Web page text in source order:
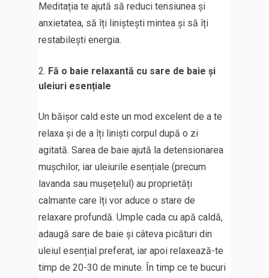
Meditația te ajută să reduci tensiunea și
anxietatea, să îți liniștești mintea și să îți
restabilești energia.
Fă o baie relaxantă cu sare de baie și
uleiuri esențiale
Un băișor cald este un mod excelent de a te
relaxa și de a îți liniști corpul după o zi
agitată. Sarea de baie ajută la detensionarea
mușchilor, iar uleiurile esențiale (precum
lavanda sau mușețelul) au proprietăți
calmante care îți vor aduce o stare de
relaxare profundă. Umple cada cu apă caldă,
adaugă sare de baie și câteva picături din
uleiul esențial preferat, iar apoi relaxează-te
timp de 20-30 de minute. În timp ce te bucuri